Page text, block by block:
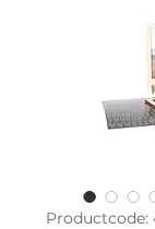
Productcode: